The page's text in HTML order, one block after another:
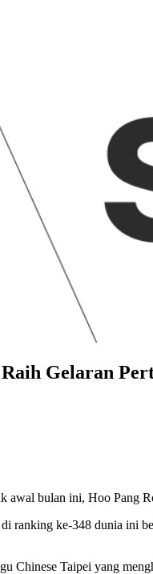
Gelaran
awal bulan ini, Hoo Pang
ranking ke-348 dunia ini
Chinese Taipei yang